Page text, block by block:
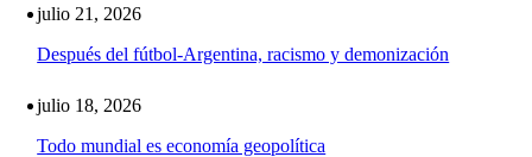
julio 21, 2026
Después del fútbol-Argentina, racismo y demonización
julio 18, 2026
Todo mundial es economía geopolítica